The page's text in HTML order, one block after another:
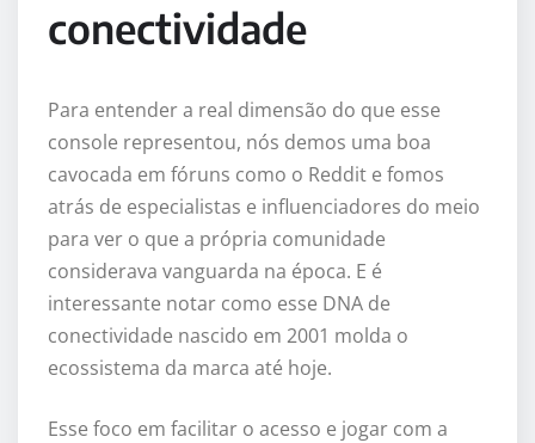
conectividade
Para entender a real dimensão do que esse
console representou, nós demos uma boa
cavocada em fóruns como o Reddit e fomos
atrás de especialistas e influenciadores do meio
para ver o que a própria comunidade
considerava vanguarda na época. E é
interessante notar como esse DNA de
conectividade nascido em 2001 molda o
ecossistema da marca até hoje.
Esse foco em facilitar o acesso e jogar com a